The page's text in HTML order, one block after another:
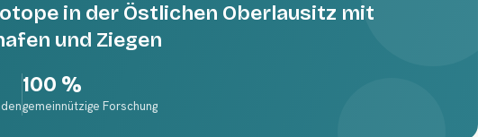
in der Östlichen Oberlausitz mit
und Ziegen
100 %
gemeinnützige Forschung